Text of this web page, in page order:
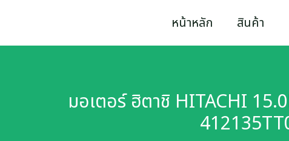
to
หน้าหลัก สินค้า
มอเตอร์ ฮิตาชิ HITACHI